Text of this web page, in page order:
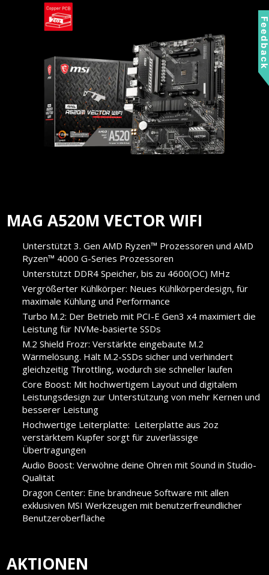
MAG A520M VECTOR WIFI
Unterstützt 3. Gen AMD Ryzen™ Prozessoren und AMD
Ryzen™ 4000 G-Series Prozessoren
Unterstützt DDR4 Speicher, bis zu 4600(OC) MHz
Vergrößerter Kühlkörper: Neues Kühlkörperdesign, für
maximale Kühlung und Performance
Turbo M.2: Der Betrieb mit PCI-E Gen3 x4 maximiert die
Leistung für NVMe-basierte SSDs
M.2 Shield Frozr: Verstärkte eingebaute M.2
Wärmelösung. Hält M.2-SSDs sicher und verhindert
gleichzeitig Throttling, wodurch sie schneller laufen
Core Boost: Mit hochwertigem Layout und digitalem
Leistungsdesign zur Unterstützung von mehr Kernen und
besserer Leistung
Hochwertige Leiterplatte: Leiterplatte aus 2oz
verstärktem Kupfer sorgt für zuverlässige
Übertragungen
Audio Boost: Verwöhne deine Ohren mit Sound in Studio-
Qualität
Dragon Center: Eine brandneue Software mit allen
exklusiven MSI Werkzeugen mit benutzerfreundlicher
Benutzeroberfläche
AKTIONEN